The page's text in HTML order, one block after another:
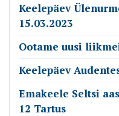
Keelepäev
15.03.2023
Ootame uusi
Keelepäev
Emakeele Seltsi
12 Tartus